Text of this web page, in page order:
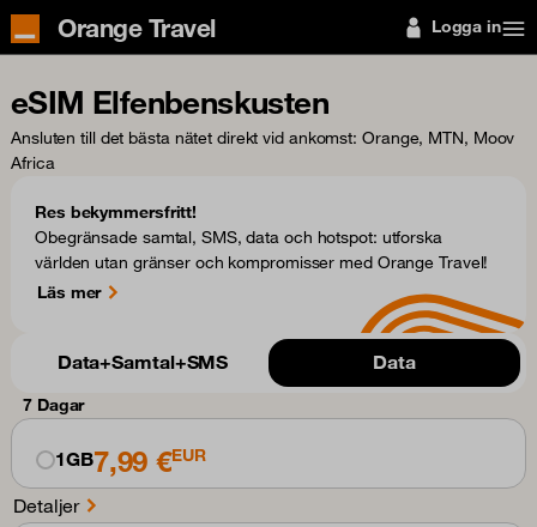
Orange Travel Logga in
eSIM Elfenbenskusten
Ansluten till det bästa nätet direkt vid ankomst: Orange, MTN, Moov
Africa
Res bekymmersfritt!
Obegränsade samtal, SMS, data och hotspot: utforska
världen utan gränser och kompromisser med Orange Travel!
Läs mer
Data+Samtal+SMS Data
7 Dagar
1GB7,99 €EUR
Detaljer